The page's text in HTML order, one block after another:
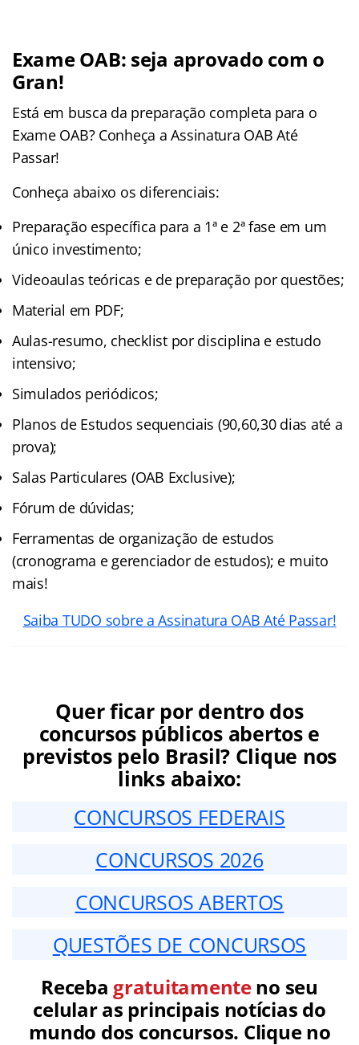
Exame OAB: seja aprovado com o
Gran!
Está em busca da preparação completa para o
Exame OAB? Conheça a Assinatura OAB Até
Passar!
Conheça abaixo os diferenciais:
Preparação específica para a 1ª e 2ª fase em um
único investimento;
Videoaulas teóricas e de preparação por questões;
Material em PDF;
Aulas-resumo, checklist por disciplina e estudo
intensivo;
Simulados periódicos;
Planos de Estudos sequenciais (90,60,30 dias até a
prova);
Salas Particulares (OAB Exclusive);
Fórum de dúvidas;
Ferramentas de organização de estudos
(cronograma e gerenciador de estudos); e muito
mais!
Saiba TUDO sobre a Assinatura OAB Até Passar!
Quer ficar por dentro dos
concursos públicos abertos e
previstos pelo Brasil? Clique nos
links abaixo:
CONCURSOS FEDERAIS
CONCURSOS 2026
CONCURSOS ABERTOS
QUESTÕES DE CONCURSOS
Receba gratuitamenteno seu
celular as principais notícias do
mundo dos concursos. Clique no